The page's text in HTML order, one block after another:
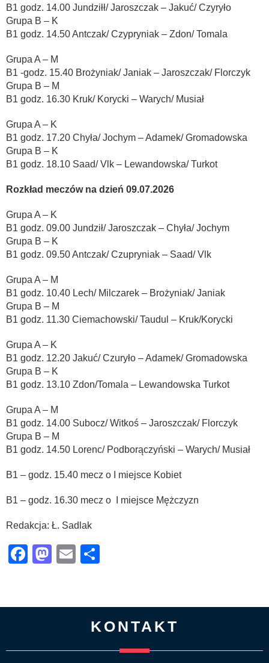
B1 godz. 14.00 Jundziłł/ Jaroszczak – Jakuć/ Czyryło
Grupa B – K
B1 godz. 14.50 Antczak/ Czypryniak – Zdon/ Tomala
Grupa A – M
B1 -godz. 15.40 Brożyniak/ Janiak – Jaroszczak/ Florczyk
Grupa B – M
B1 godz. 16.30 Kruk/ Korycki – Warych/ Musiał
Grupa A – K
B1 godz. 17.20 Chyła/ Jochym – Adamek/ Gromadowska
Grupa B – K
B1 godz. 18.10 Saad/ Vlk – Lewandowska/ Turkot
Rozkład meczów na dzień 09.07.2026
Grupa A – K
B1 godz. 09.00 Jundził/ Jaroszczak – Chyła/ Jochym
Grupa B – K
B1 godz. 09.50 Antczak/ Czupryniak – Saad/ Vlk
Grupa A – M
B1 godz. 10.40 Lech/ Milczarek – Brożyniak/ Janiak
Grupa B – M
B1 godz. 11.30 Ciemachowski/ Taudul – Kruk/Korycki
Grupa A – K
B1 godz. 12.20 Jakuć/ Czuryło – Adamek/ Gromadowska
Grupa B – K
B1 godz. 13.10 Zdon/Tomala – Lewandowska Turkot
Grupa A – M
B1 godz. 14.00 Subocz/ Witkoś – Jaroszczak/ Florczyk
Grupa B – M
B1 godz. 14.50 Lorenc/ Podborączyński – Warych/ Musiał
B1 – godz. 15.40 mecz o I miejsce Kobiet
B1 – godz. 16.30 mecz o I miejsce Mężczyzn
Redakcja: Ł. Sadlak
Facebook
Mastodon
Email
KONTAKT